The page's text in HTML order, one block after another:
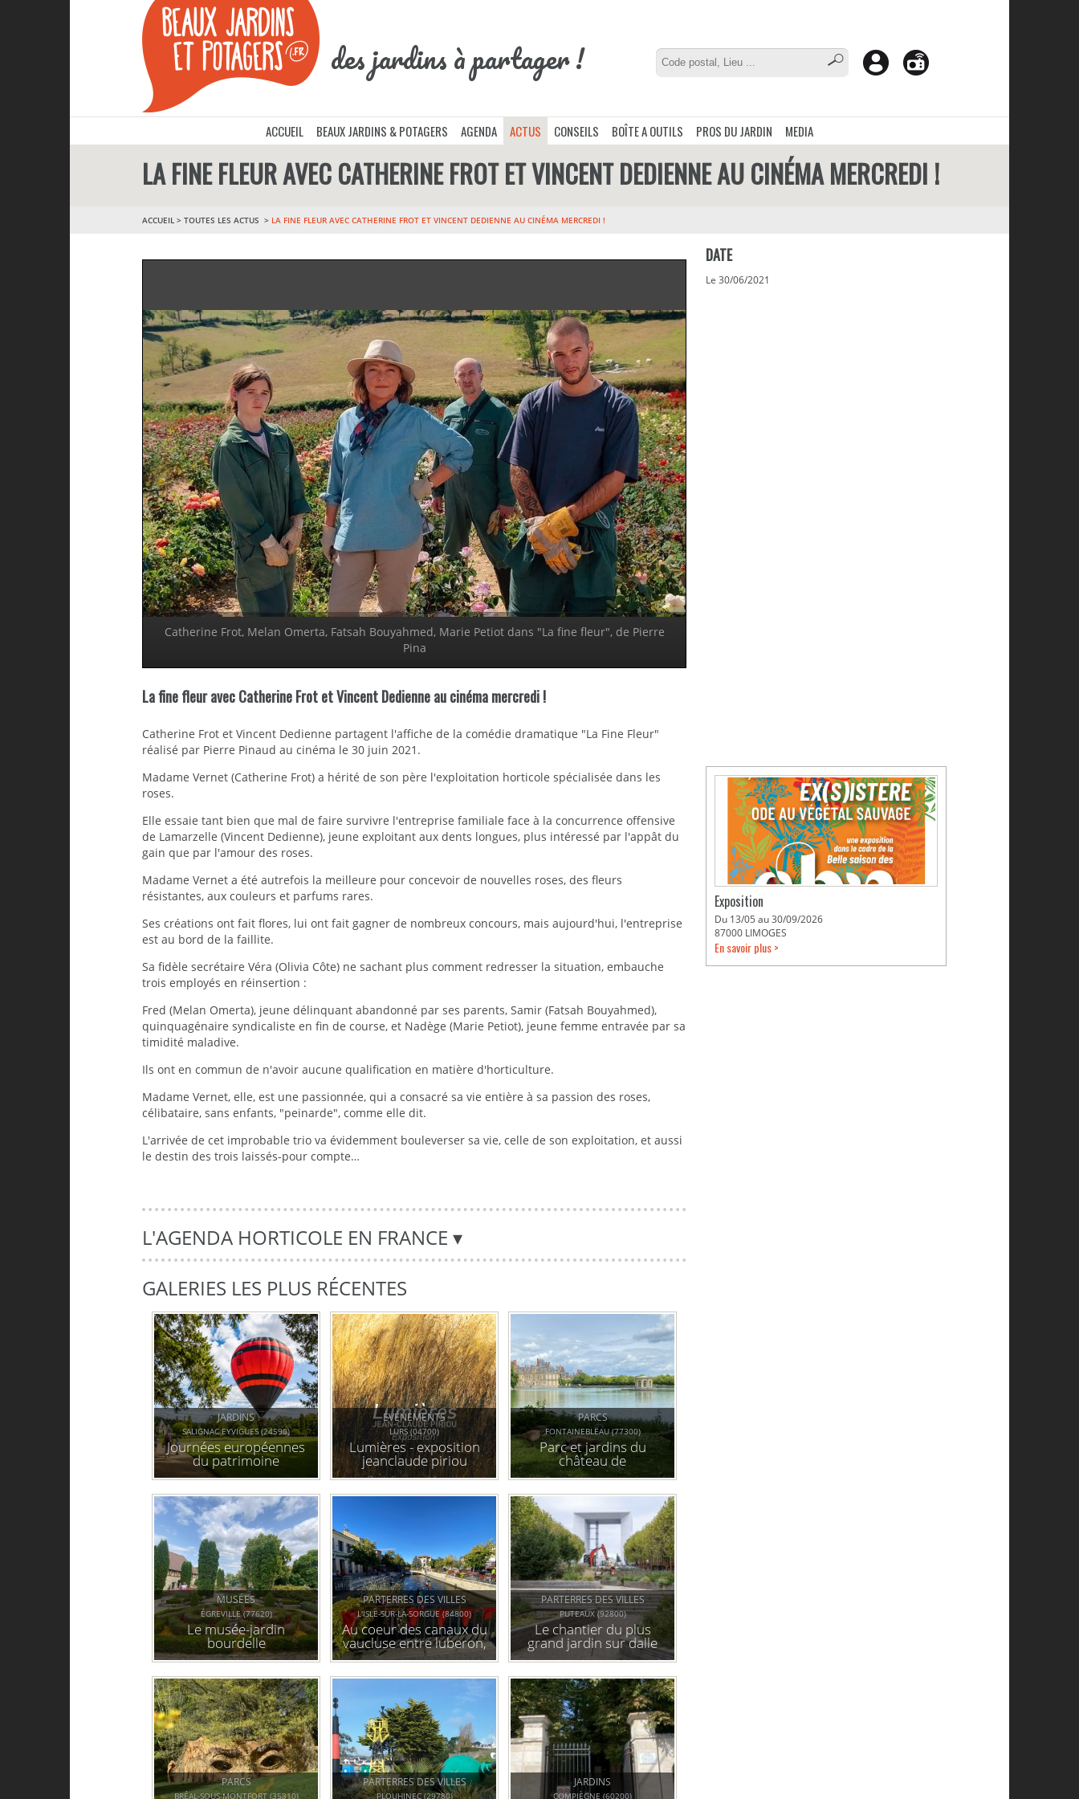
des jardins à partager !
ACCUEIL BEAUX JARDINS & POTAGERS AGENDA ACTUS CONSEILS BOÎTE A OUTILS PROS DU JARDIN MEDIA
LA FINE FLEUR AVEC CATHERINE FROT ET VINCENT DEDIENNE AU CINÉMA MERCREDI !
ACCUEIL > TOUTES LES ACTUS LA FINE FLEUR AVEC CATHERINE FROT ET VINCENT DEDIENNE AU CINÉMA MERCREDI !
Catherine Frot, Melan Omerta, Fatsah Bouyahmed, Marie Petiot dans "La fine fleur", de Pierre
Pina
La fine fleur avec Catherine Frot et Vincent Dedienne au cinéma mercredi !
Catherine Frot et Vincent Dedienne partagent l'affiche de la comédie dramatique "La Fine Fleur"
réalisé par Pierre Pinaud au cinéma le 30 juin 2021.
Madame Vernet (Catherine Frot) a hérité de son père l'exploitation horticole spécialisée dans les
roses.
Elle essaie tant bien que mal de faire survivre l'entreprise familiale face à la concurrence offensive
de Lamarzelle (Vincent Dedienne), jeune exploitant aux dents longues, plus intéressé par l'appât du
gain que par l'amour des roses.
Madame Vernet a été autrefois la meilleure pour concevoir de nouvelles roses, des fleurs
résistantes, aux couleurs et parfums rares.
Ses créations ont fait flores, lui ont fait gagner de nombreux concours, mais aujourd'hui, l'entreprise
est au bord de la faillite.
Sa fidèle secrétaire Véra (Olivia Côte) ne sachant plus comment redresser la situation, embauche
trois employés en réinsertion :
Fred (Melan Omerta), jeune délinquant abandonné par ses parents, Samir (Fatsah Bouyahmed),
quinquagénaire syndicaliste en fin de course, et Nadège (Marie Petiot), jeune femme entravée par sa
timidité maladive.
Ils ont en commun de n'avoir aucune qualification en matière d'horticulture.
Madame Vernet, elle, est une passionnée, qui a consacré sa vie entière à sa passion des roses,
célibataire, sans enfants, "peinarde", comme elle dit.
L'arrivée de cet improbable trio va évidemment bouleverser sa vie, celle de son exploitation, et aussi
le destin des trois laissés-pour compte…
DATE
Le 30/06/2021
L'AGENDA HORTICOLE EN FRANCE ▾
GALERIES LES PLUS RÉCENTES
JARDINS
SALIGNAC EYVIGUES (24590)
Journées européennes
du patrimoine
ÉVÉNEMENTS
LURS (04700)
Lumières - exposition
jeanclaude piriou
PARCS
FONTAINEBLEAU (77300)
Parc et jardins du
château de
fontainebleau
MUSÉES
ÉGREVILLE (77620)
Le musée-jardin
bourdelle
PARTERRES DES VILLES
L'ISLE-SUR-LA-SORGUE (84800)
Au coeur des canaux du
vaucluse entre luberon,
ventoux et alpilles, à
PARTERRES DES VILLES
PUTEAUX (92800)
Le chantier du plus
grand jardin sur dalle
de france
PARCS
BRÉAL-SOUS-MONTFORT (35310)
PARTERRES DES VILLES
PLOUHINEC (29780)
JARDINS
COMPIÈGNE (60200)
Exposition
Du 13/05 au 30/09/2026
87000 LIMOGES
En savoir plus >